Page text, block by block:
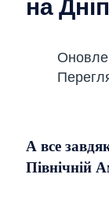
А все
Північній